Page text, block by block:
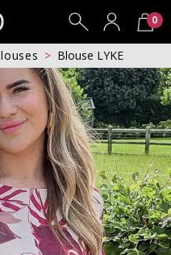
0
Blouses Blouse LYKE